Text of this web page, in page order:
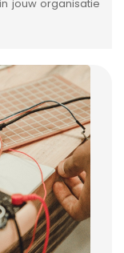
jouw organisatie